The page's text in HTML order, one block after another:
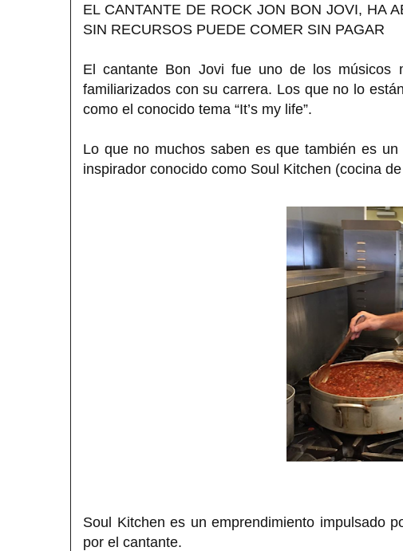
EL CANTANTE DE ROCK JON BON JOVI, HA
SIN RECURSOS PUEDE COMER SIN PAGAR
El cantante Bon Jovi fue uno de los músicos
familiarizados con su carrera. Los que no lo
como el conocido tema “It’s my life”.
Lo que no muchos saben es que también es
inspirador conocido como Soul Kitchen (cocina
Soul Kitchen es un emprendimiento impulsado
por el cantante.